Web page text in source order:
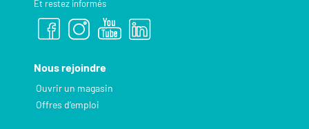
Et restez informés
Nous rejoindre
Ouvrir un magasin
Offres d’emploi